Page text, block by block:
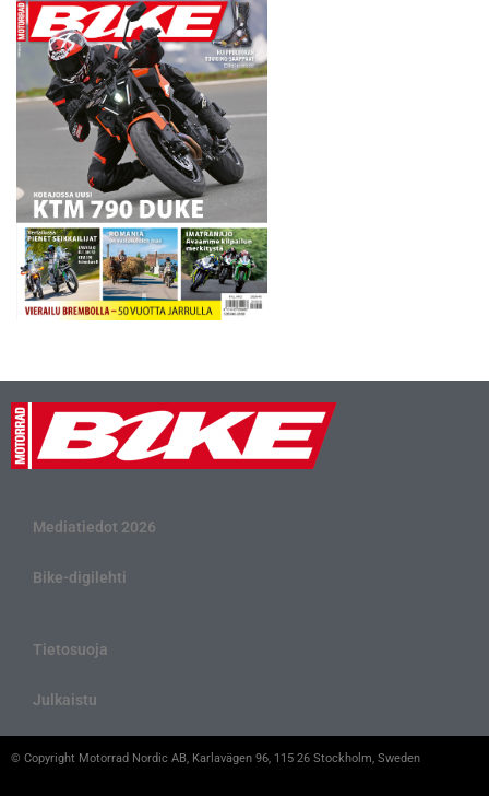
kunnes ensimmäinen…
Mediatiedot 2026
Bike-digilehti
Tietosuoja
Julkaistu
© Copyright Motorrad Nordic AB, Karlavägen 96, 115 26 Stockholm, Sweden